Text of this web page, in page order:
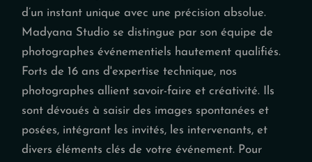
d’un instant unique avec une précision absolue.
Madyana Studio se distingue par son équipe de
photographes événementiels hautement qualifiés.
Forts de 16 ans d'expertise technique, nos
photographes allient savoir-faire et créativité. Ils
sont dévoués à saisir des images spontanées et
posées, intégrant les invités, les intervenants, et
divers éléments clés de votre événement. Pour